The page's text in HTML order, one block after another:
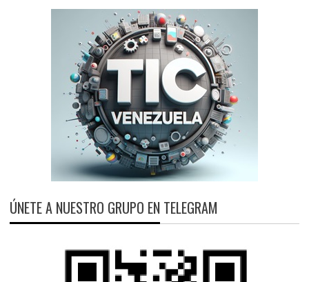
ÚNETE A NUESTRO GRUPO EN TELEGRAM